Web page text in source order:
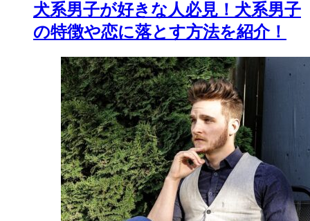
犬系男子が好きな人必見！犬系男子
の特徴や恋に落とす方法を紹介！